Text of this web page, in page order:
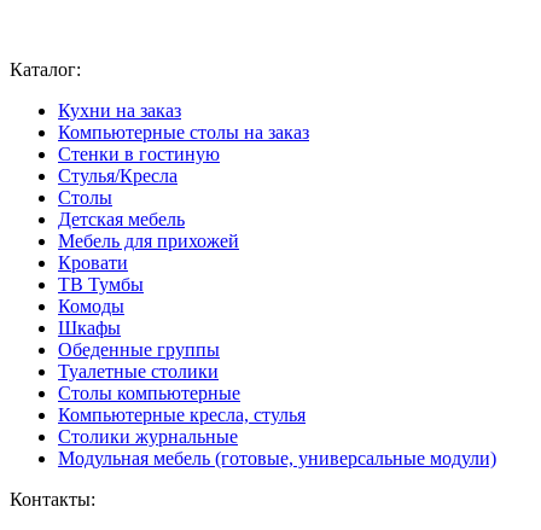
Каталог:
Кухни на заказ
Компьютерные столы на заказ
Стенки в гостиную
Стулья/Кресла
Столы
Детская мебель
Мебель для прихожей
Кровати
ТВ Тумбы
Комоды
Шкафы
Обеденные группы
Туалетные столики
Столы компьютерные
Компьютерные кресла, стулья
Столики журнальные
Модульная мебель (готовые, универсальные модули)
Контакты: